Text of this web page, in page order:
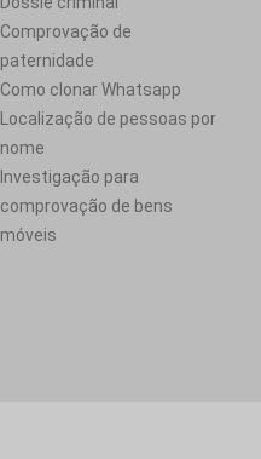
Comprovação de
paternidade
Como clonar Whatsapp
Localização de pessoas por
nome
Investigação para
comprovação de bens
móveis